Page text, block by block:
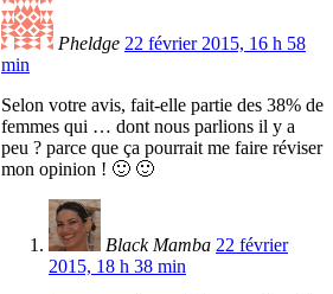
Pheldge 22 février 2015, 16 h 58
min
Selon votre avis, fait-elle partie des 38% de
femmes qui … dont nous parlions il y a
peu ? parce que ça pourrait me faire réviser
mon opinion ! 🙂 🙂
Black Mamba 22 février
2015, 18 h 38 min